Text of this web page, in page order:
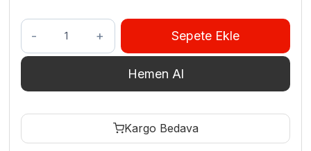
Uğur
UDD
440
Frost
Sepete Ekle
Hemen Al
Kargo Bedava